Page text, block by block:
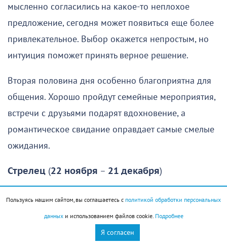
мысленно согласились на какое-то неплохое
предложение, сегодня может появиться еще более
привлекательное. Выбор окажется непростым, но
интуиция поможет принять верное решение.
Вторая половина дня особенно благоприятна для
общения. Хорошо пройдут семейные мероприятия,
встречи с друзьями подарят вдохновение, а
романтическое свидание оправдает самые смелые
ожидания.
Стрелец (22 ноября – 21 декабря)
В начале дня лучше не рисковать. Это довольно
сложное время, когда многим Стрельцам будет
трудно правильно оценить ситуацию.
Пользуясь нашим сайтом, вы соглашаетесь с политикой обработки персональных
данныхи использованием файлов cookie. Подробнее
Я согласен